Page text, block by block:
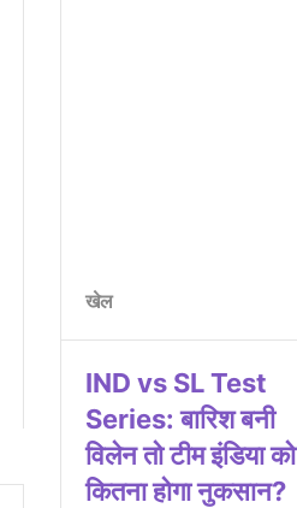
खेल
IND vs SL Test
Series: बारिश बनी
विलेन तो टीम इंडिया को
कितना होगा नुकसान?